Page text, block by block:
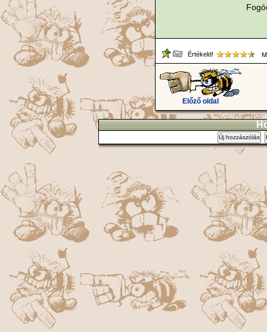
Értékeld!
Előző oldal
Új hozzászólás